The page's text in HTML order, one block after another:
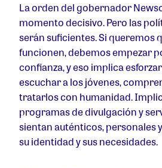
La orden del gobernador
momento decisivo. Pero las
serán suficientes. Si queremos
funcionen, debemos empezar
confianza, y eso implica
escuchar a los jóvenes,
tratarlos con humanidad.
programas de divulgación y
sientan auténticos, personales
su identidad y sus necesidades.